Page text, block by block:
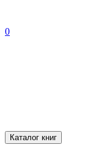
0
Каталог книг